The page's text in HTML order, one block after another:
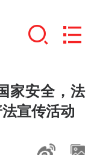
+
家安全，法
宣传活动